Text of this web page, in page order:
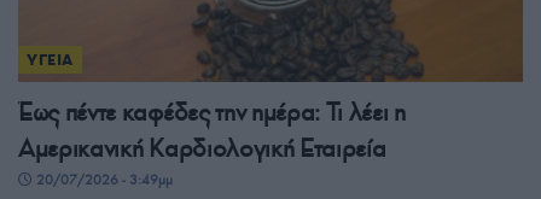
ΥΓΕΙΑ
Έως πέντε καφέδες την ημέρα: Τι λέει η
Αμερικανική Καρδιολογική Εταιρεία
20/07/2026 - 3:49μμ